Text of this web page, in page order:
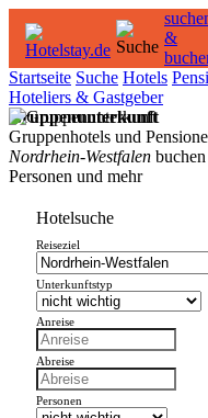
&
Startseite Suche Hotels
Hoteliers & Gastgeber
Gruppenunterkunft
Gruppenhotels und
Nordrhein-Westfalen
Personen und mehr
Hotelsuche
Reiseziel
Unterkunftstyp
Anreise
Abreise
Personen